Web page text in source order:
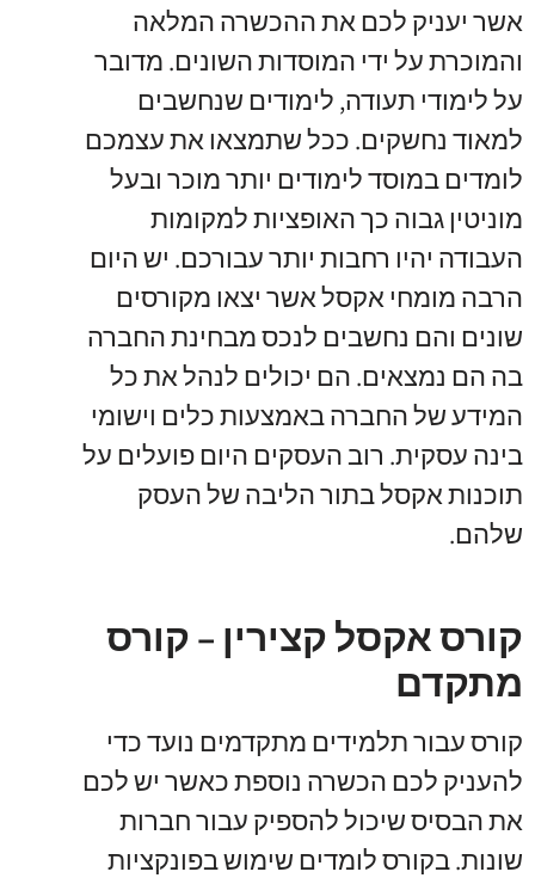
אשר יעניק לכם את ההכשרה המלאה
והמוכרת על ידי המוסדות השונים. מדובר
על לימודי תעודה, לימודים שנחשבים
למאוד נחשקים. ככל שתמצאו את עצמכם
לומדים במוסד לימודים יותר מוכר ובעל
מוניטין גבוה כך האופציות למקומות
העבודה יהיו רחבות יותר עבורכם. יש היום
הרבה מומחי אקסל אשר יצאו מקורסים
שונים והם נחשבים לנכס מבחינת החברה
בה הם נמצאים. הם יכולים לנהל את כל
המידע של החברה באמצעות כלים וישומי
בינה עסקית. רוב העסקים היום פועלים על
תוכנות אקסל בתור הליבה של העסק
שלהם.
קורס אקסל קצירין – קורס
מתקדם
קורס עבור תלמידים מתקדמים נועד כדי
להעניק לכם הכשרה נוספת כאשר יש לכם
את הבסיס שיכול להספיק עבור חברות
שונות. בקורס לומדים שימוש בפונקציות